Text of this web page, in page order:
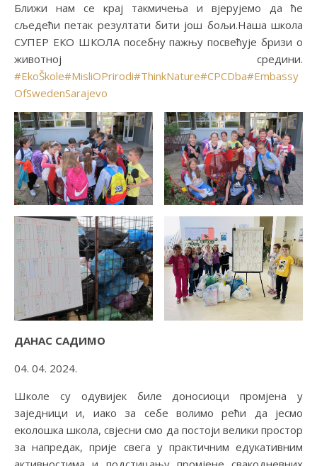
Ближи нам се крај такмичења и вјерујемо да ће
сљедећи петак резултати бити још бољи.Наша школа
СУПЕР ЕКО ШКОЛА посебну пажњу посвећује бризи о
животној средини.
#EkoŠkole#MisliOPrirodi#ThinkNature#CPCDba#Embassy
OfSwedenSarajevo
ДАНАС САДИМО
04. 04. 2024.
Школе су одувијек биле доносиоци промјена у
заједници и, иако за себе волимо рећи да јесмо
еколошка школа, свјесни смо да постоји велики простор
за напредак, прије свега у практичним едукативним